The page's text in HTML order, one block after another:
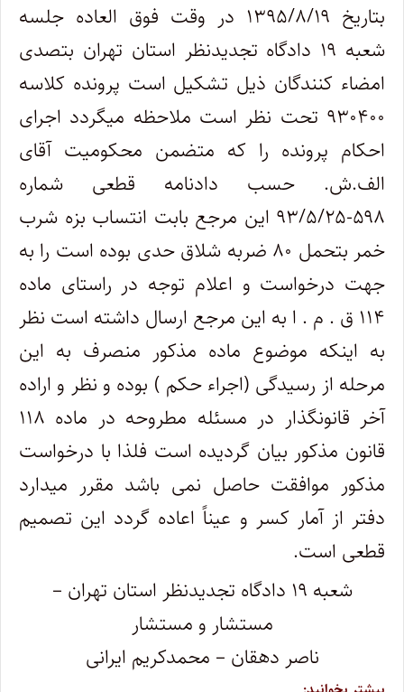
بتاریخ ۱۳۹۵/۸/۱۹ در وقت فوق العاده جلسه
شعبه ۱۹ دادگاه تجدیدنظر استان تهران بتصدی
امضاء کنندگان ذیل تشکیل است پرونده کلاسه
۹۳۰۴۰۰ تحت نظر است ملاحظه میگردد اجرای
احکام پرونده را که متضمن محکومیت آقای
الف.ش. حسب دادنامه قطعی شماره
۵۹۸-۹۳/۵/۲۵ این مرجع بابت انتساب بزه شرب
خمر بتحمل ۸۰ ضربه شلاق حدی بوده است را به
جهت درخواست و اعلام توجه در راستای ماده
۱۱۴ ق . م . ا به این مرجع ارسال داشته است نظر
به اینکه موضوع ماده مذکور منصرف به این
مرحله از رسیدگی (اجراء حکم ) بوده و نظر و اراده
آخر قانونگذار در مسئله مطروحه در ماده ۱۱۸
قانون مذکور بیان گردیده است فلذا با درخواست
مذکور موافقت حاصل نمی باشد مقرر میدارد
دفتر از آمار کسر و عیناً اعاده گردد این تصمیم
قطعی است.
شعبه ۱۹ دادگاه تجدیدنظر استان تهران –
مستشار و مستشار
ناصر دهقان – محمدکریم ایرانی